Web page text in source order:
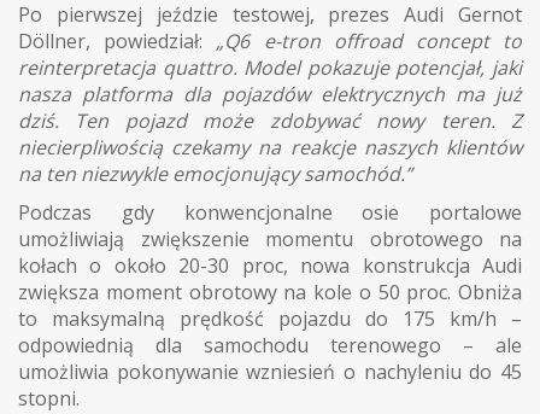
Po pierwszej jeździe testowej, prezes Audi Gernot
Döllner, powiedział: „Q6 e-tron offroad concept to
reinterpretacja quattro. Model pokazuje potencjał, jaki
nasza platforma dla pojazdów elektrycznych ma już
dziś. Ten pojazd może zdobywać nowy teren. Z
niecierpliwością czekamy na reakcje naszych klientów
na ten niezwykle emocjonujący samochód.”
Podczas gdy konwencjonalne osie portalowe
umożliwiają zwiększenie momentu obrotowego na
kołach o około 20-30 proc, nowa konstrukcja Audi
zwiększa moment obrotowy na kole o 50 proc. Obniża
to maksymalną prędkość pojazdu do 175 km/h –
odpowiednią dla samochodu terenowego – ale
umożliwia pokonywanie wzniesień o nachyleniu do 45
stopni.